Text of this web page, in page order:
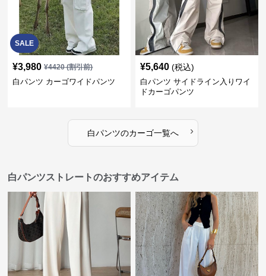
SALE
¥3,980 ¥4420(割引前)
白パンツ カーゴワイドパンツ
¥5,640 (税込)
白パンツ サイドライン入りワイ
ドカーゴパンツ
白パンツのカーゴ一覧へ ›
白パンツストレートのおすすめアイテム